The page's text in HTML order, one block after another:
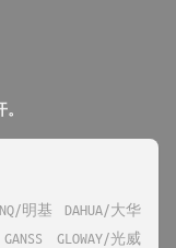
明基 DAHUA/大华
GANSS
GLOWAY/光威